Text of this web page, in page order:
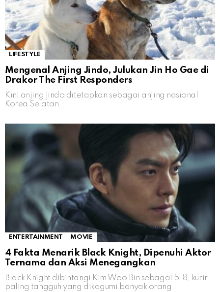
LIFESTYLE
Mengenal Anjing Jindo, Julukan Jin Ho Gae di
Drakor The First Responders
Kini anjing jindo ditetapkan sebagai anjing nasional
Korea Selatan.
ENTERTAINMENT MOVIE
4 Fakta Menarik Black Knight, Dipenuhi Aktor
Ternama dan Aksi Menegangkan
Black Knight dibintangi Kim Woo Bin sebagai 5-8, kurir
paling tangguh yang dikagumi banyak orang.